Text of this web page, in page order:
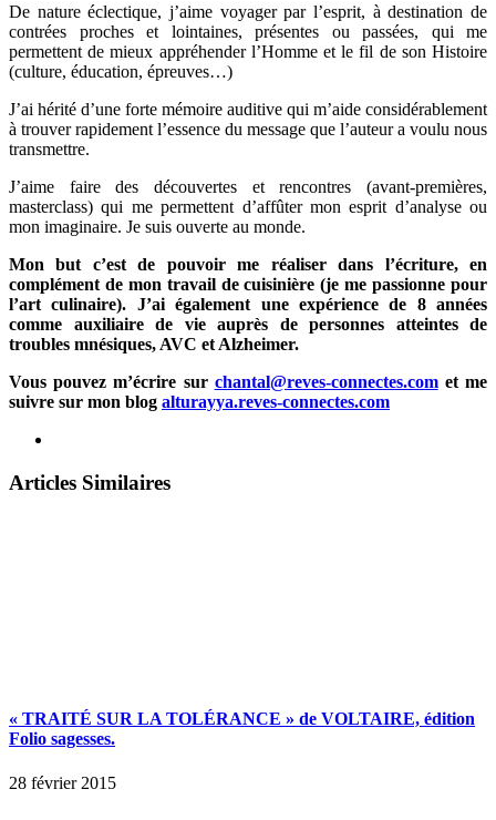
De nature éclectique, j’aime voyager par l’esprit, à destination de
contrées proches et lointaines, présentes ou passées, qui me
permettent de mieux appréhender l’Homme et le fil de son Histoire
(culture, éducation, épreuves…)
J’ai hérité d’une forte mémoire auditive qui m’aide considérablement
à trouver rapidement l’essence du message que l’auteur a voulu nous
transmettre.
J’aime faire des découvertes et rencontres (avant-premières,
masterclass) qui me permettent d’affûter mon esprit d’analyse ou
mon imaginaire. Je suis ouverte au monde.
Mon but c’est de pouvoir me réaliser dans l’écriture, en
complément de mon travail de cuisinière (je me passionne pour
l’art culinaire). J’ai également une expérience de 8 années
comme auxiliaire de vie auprès de personnes atteintes de
troubles mnésiques, AVC et Alzheimer.
Vous pouvez m’écrire sur chantal@reves-connectes.comet me
suivre sur mon blog alturayya.reves-connectes.com
Articles Similaires
« TRAITÉ SUR LA TOLÉRANCE » de VOLTAIRE, édition
Folio sagesses.
28 février 2015